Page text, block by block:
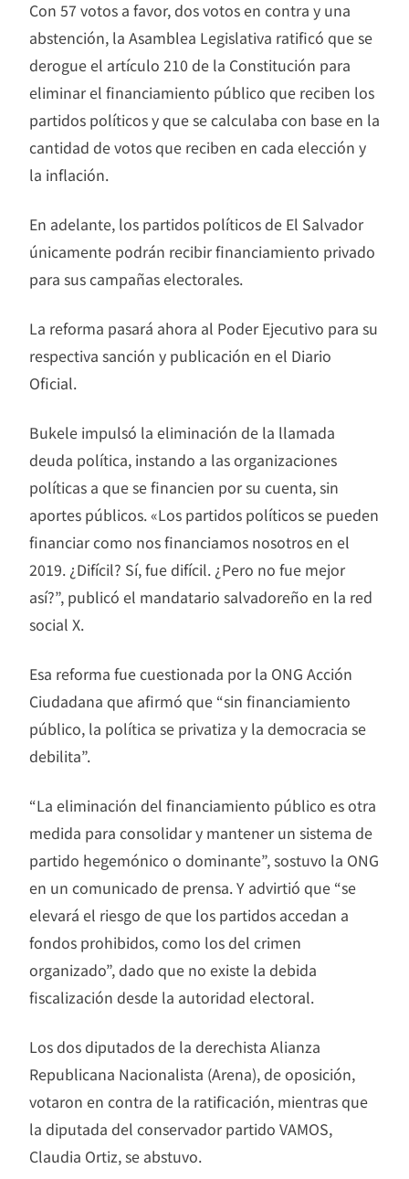
Con 57 votos a favor, dos votos en contra y una
abstención, la Asamblea Legislativa ratificó que se
derogue el artículo 210 de la Constitución para
eliminar el financiamiento público que reciben los
partidos políticos y que se calculaba con base en la
cantidad de votos que reciben en cada elección y
la inflación.
En adelante, los partidos políticos de El Salvador
únicamente podrán recibir financiamiento privado
para sus campañas electorales.
La reforma pasará ahora al Poder Ejecutivo para su
respectiva sanción y publicación en el Diario
Oficial.
Bukele impulsó la eliminación de la llamada
deuda política, instando a las organizaciones
políticas a que se financien por su cuenta, sin
aportes públicos. «Los partidos políticos se pueden
financiar como nos financiamos nosotros en el
2019. ¿Difícil? Sí, fue difícil. ¿Pero no fue mejor
así?”, publicó el mandatario salvadoreño en la red
social X.
Esa reforma fue cuestionada por la ONG Acción
Ciudadana que afirmó que “sin financiamiento
público, la política se privatiza y la democracia se
debilita”.
“La eliminación del financiamiento público es otra
medida para consolidar y mantener un sistema de
partido hegemónico o dominante”, sostuvo la ONG
en un comunicado de prensa. Y advirtió que “se
elevará el riesgo de que los partidos accedan a
fondos prohibidos, como los del crimen
organizado”, dado que no existe la debida
fiscalización desde la autoridad electoral.
Los dos diputados de la derechista Alianza
Republicana Nacionalista (Arena), de oposición,
votaron en contra de la ratificación, mientras que
la diputada del conservador partido VAMOS,
Claudia Ortiz, se abstuvo.